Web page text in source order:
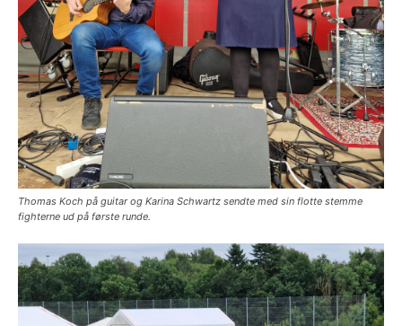
Thomas Koch på guitar og Karina Schwartz sendte med sin flotte stemme
fighterne ud på første runde.